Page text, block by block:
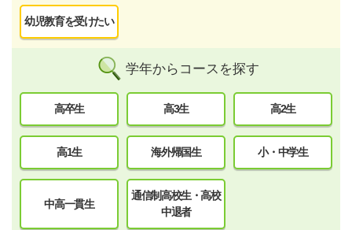
幼児教育を受けたい
学年からコースを探す
高卒生 高3生 高2生
高1生 海外帰国生 小・中学生
中高一貫生
通信制高校生・高校
中退者